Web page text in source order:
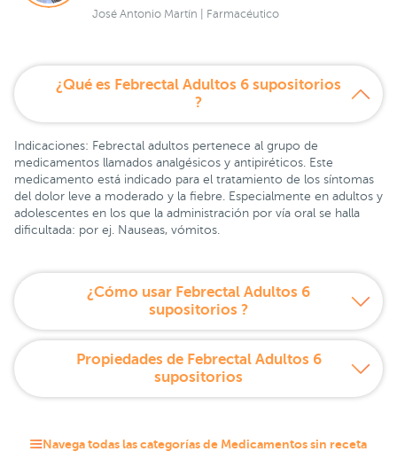
José Antonio Martín | Farmacéutico
¿Qué es Febrectal Adultos 6 supositorios
?
Indicaciones: Febrectal adultos pertenece al grupo de
medicamentos llamados analgésicos y antipiréticos. Este
medicamento está indicado para el tratamiento de los síntomas
del dolor leve a moderado y la fiebre. Especialmente en adultos y
adolescentes en los que la administración por vía oral se halla
dificultada: por ej. Nauseas, vómitos.
¿Cómo usar Febrectal Adultos 6
supositorios ?
Propiedades de Febrectal Adultos 6
supositorios
Navega todas las categorías de Medicamentos sin receta